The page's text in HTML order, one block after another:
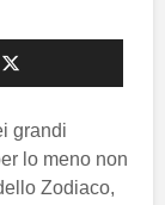
grandi
lo meno non
Zodiaco,